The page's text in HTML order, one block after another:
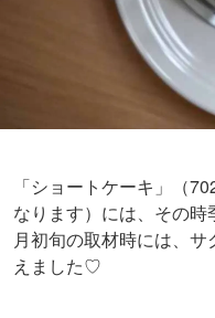
「ショートケーキ」（
なります）には、その
月初旬の取材時には、
えました♡